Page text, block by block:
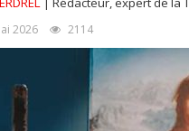
2026 2114